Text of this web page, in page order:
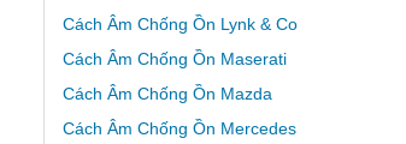
Cách Âm Chống Ồn Lynk & Co
Cách Âm Chống Ồn Maserati
Cách Âm Chống Ồn Mazda
Cách Âm Chống Ồn Mercedes